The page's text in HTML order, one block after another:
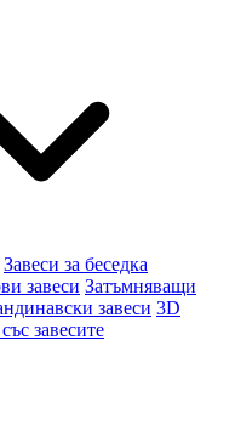
Завеси за беседка
завеси Затъмняващи
завеси 3D
завесите